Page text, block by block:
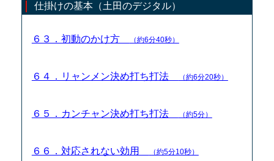
仕掛けの基本（土田のデジタル）
６３．初動のかけ方 （約6分40秒）
６４．リャンメン決め打ち打法 （約6分20秒）
６５．カンチャン決め打ち打法 （約5分）
６６．対応されない効用 （約5分10秒）